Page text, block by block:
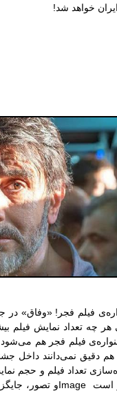
خواهد شد!
فیلم فجر! «وفاق» در
چه تعداد نمایش فیلم
فیلم فجر هم
دقیق نمی‌دانند داخل
تعداد فیلم و حجم
است Imageو تصور،